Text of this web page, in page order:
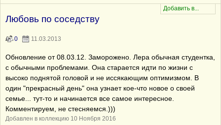
Любовь по соседству
0 11.03.2013
Обновление от 08.03.12. Заморожено. Лера обычная студентка,
с обычными проблемами. Она старается идти по жизни с
высоко поднятой головой и не иссякающим оптимизмом. В
один "прекрасный день" она узнает кое-что новое о своей
семье... тут-то и начинается все самое интересное.
Комментируем, не стесняемся.)))
Добавлен в коллекцию 10 Ноября 2016